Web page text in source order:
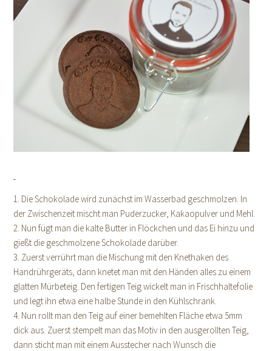
1. Die Schokolade wird zunächst im Wasserbad geschmolzen. In
der Zwischenzeit mischt man Puderzucker, Kakaopulver und Mehl.
2. Nun fügt man die kalte Butter in Flöckchen und das Ei hinzu und
gießt die geschmolzene Schokolade darüber.
3. Zuerst verrührt man die Mischung mit den Knethaken des
Handrührgeräts, dann knetet man mit den Händen alles zu einem
glatten Mürbeteig. Den fertigen Teig wickelt man in Frischhaltefolie
und legt ihn etwa eine halbe Stunde in den Kühlschrank.
4. Nun rollt man den Teig auf einer bemehlten Fläche etwa 5mm
dick aus. Zuerst stempelt man das Motiv in den ausgerollten Teig,
dann sticht man mit einem Ausstecher nach Wunsch die